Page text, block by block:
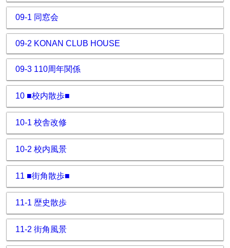
09-1 同窓会
09-2 KONAN CLUB HOUSE
09-3 110周年関係
10 ■校内散歩■
10-1 校舎改修
10-2 校内風景
11 ■街角散歩■
11-1 歴史散歩
11-2 街角風景